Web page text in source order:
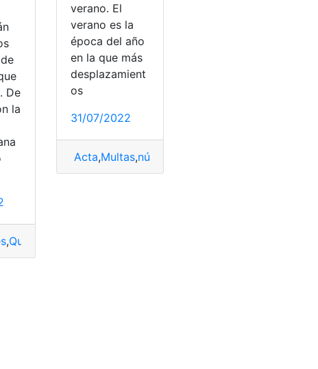
De
la
,Quito
verano. El
verano es la
época del año
en la que más
desplazamient
os
31/07/2022
Acta,Multas,número